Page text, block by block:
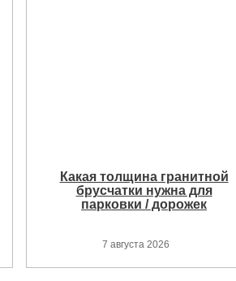
Какая толщина гранитной
брусчатки нужна для
парковки / дорожек
7 августа 2026